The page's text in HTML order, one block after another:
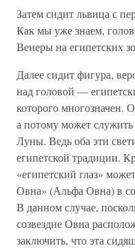
Затем сидит львица с
Как мы уже знаем,
Венеры на египетских
Далее сидит фигура,
над головой —
которого многозначен.
а потому может
Луны. Ведь оба эти
египетской традиции.
«египетский глаз»
Овна» (Альфа Овна) в
В данном случае,
созвездие Овна
заключить, что эта